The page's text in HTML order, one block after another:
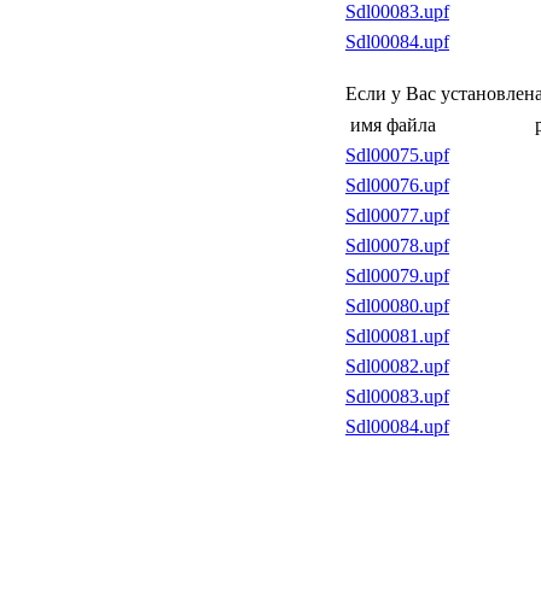
Sdl00083.upf
Sdl00084.upf
Если у Вас
имя файла
Sdl00075.upf
Sdl00076.upf
Sdl00077.upf
Sdl00078.upf
Sdl00079.upf
Sdl00080.upf
Sdl00081.upf
Sdl00082.upf
Sdl00083.upf
Sdl00084.upf